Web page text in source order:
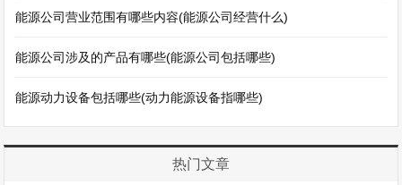
能源公司营业范围有哪些内容(能源公司经营什么)
能源公司涉及的产品有哪些(能源公司包括哪些)
能源动力设备包括哪些(动力能源设备指哪些)
热门文章